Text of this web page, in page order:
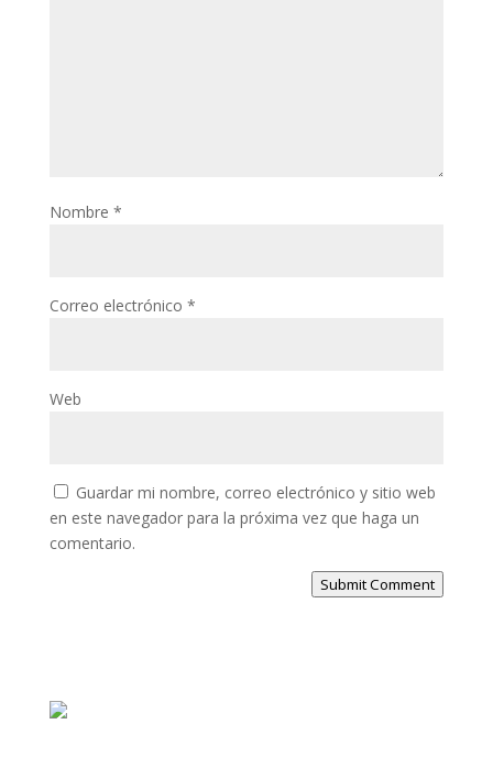
Nombre *
Correo electrónico *
Web
Guardar mi nombre, correo electrónico y sitio web
en este navegador para la próxima vez que haga un
comentario.
Submit Comment